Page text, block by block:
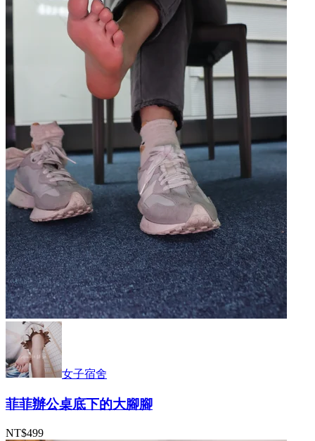
女子宿舍
菲菲辦公桌底下的大腳腳
NT$499